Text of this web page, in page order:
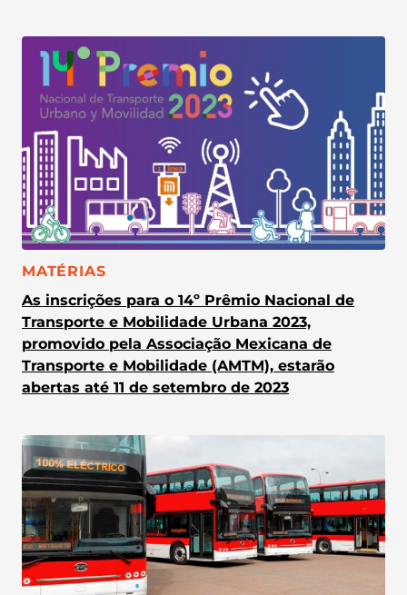
CATEGORIA:
MATÉRIAS
As inscrições para o 14º Prêmio Nacional de
Transporte e Mobilidade Urbana 2023,
promovido pela Associação Mexicana de
Transporte e Mobilidade (AMTM), estarão
abertas até 11 de setembro de 2023